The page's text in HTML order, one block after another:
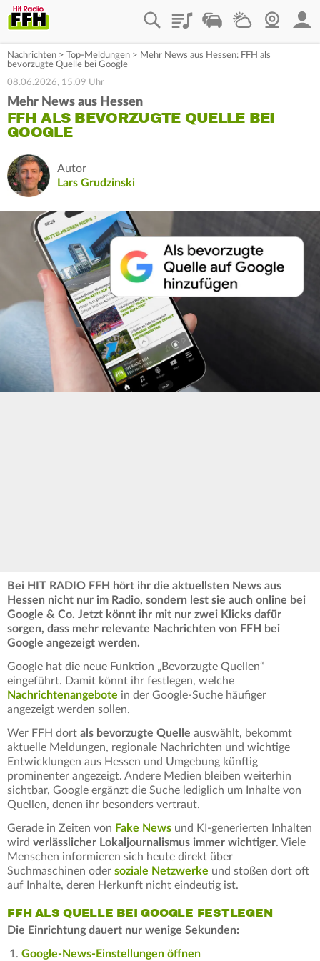
PlaylistStaupilotWetterWebcam
Nachrichten > Top-Meldungen > Mehr News aus Hessen: FFH als
bevorzugte Quelle bei Google
08.06.2026, 15:09 Uhr
Mehr News aus Hessen
FFH ALS BEVORZUGTE QUELLE BEI
GOOGLE
Autor
Lars Grudzinski
Bei HIT RADIO FFH hört ihr die aktuellsten News aus
Hessen nicht nur im Radio, sondern lest sie auch online bei
Google & Co. Jetzt könnt ihr mit nur zwei Klicks dafür
sorgen, dass mehr relevante Nachrichten von FFH bei
Google angezeigt werden.
Google hat die neue Funktion „Bevorzugte Quellen“
eingeführt. Damit könnt ihr festlegen, welche
Nachrichtenangebote in der Google-Suche häufiger
angezeigt werden sollen.
Wer FFH dort als bevorzugte Quelle auswählt, bekommt
aktuelle Meldungen, regionale Nachrichten und wichtige
Entwicklungen aus Hessen und Umgebung künftig
prominenter angezeigt. Andere Medien bleiben weiterhin
sichtbar, Google ergänzt die Suche lediglich um Inhalte von
Quellen, denen ihr besonders vertraut.
Gerade in Zeiten von Fake News und KI-generierten Inhalten
wird verlässlicher Lokaljournalismus immer wichtiger. Viele
Menschen informieren sich heute direkt über
Suchmaschinen oder soziale Netzwerke und stoßen dort oft
auf Inhalte, deren Herkunft nicht eindeutig ist.
FFH ALS QUELLE BEI GOOGLE FESTLEGEN
Die Einrichtung dauert nur wenige Sekunden:
Google-News-Einstellungen öffnen